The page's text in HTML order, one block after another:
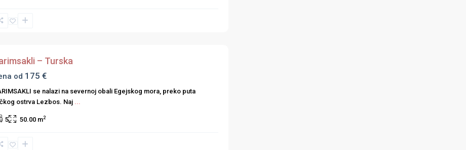
– Turska
od 175 €
se nalazi na severnoj obali Egejskog mora, preko puta
ostrva Lezbos. Naj ...
5 50.00 m2